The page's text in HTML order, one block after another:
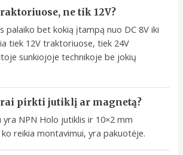
ne tik 12V?
palaiko bet kokią įtampą nuo DC 8V iki
tiek 12V traktoriuose, tiek 24V
sunkiojoje technikoje be jokių
pirkti jutiklį ar magnetą?
yra NPN Holo jutiklis ir 10×2 mm
reikia montavimui, yra pakuotėje.